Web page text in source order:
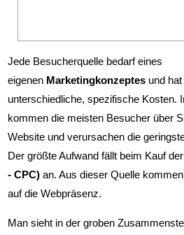
Jede Besucherquelle bedarf eines
eigenen Marketingkonzeptes und
unterschiedliche, spezifische Kosten.
kommen die meisten Besucher über
Website und verursachen die
Der größte Aufwand fällt beim Kauf
- CPC) an. Aus dieser Quelle
auf die Webpräsenz.
Man sieht in der groben